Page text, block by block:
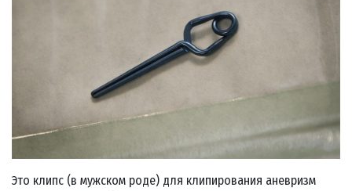
Это клипс (в мужском роде) для клипирования аневризм